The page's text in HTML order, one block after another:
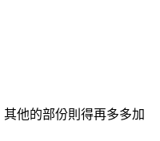
他的部份則得再多多加